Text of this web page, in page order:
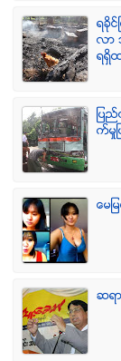
ရခုိ
လာ
ရရွိထ
ျပ
က္မႈျ
ေမျ
ဆရာ